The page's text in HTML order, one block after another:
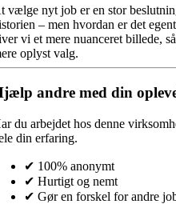
vælge nyt job er en stor
– men hvordan er det
vi et mere nuanceret billede,
oplyst valg.
andre med din
du arbejdet hos denne
din erfaring.
✔ 100% anonymt
✔ Hurtigt og nemt
✔ Gør en forskel for andre